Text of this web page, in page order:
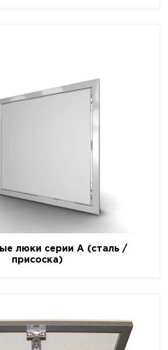
люки серии A (сталь /
присоска)